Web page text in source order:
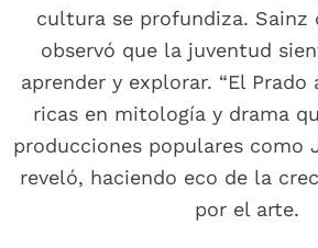
cultura se profundiza. Sainz
observó que la juventud
aprender y explorar. “El
ricas en mitología y drama
producciones populares como
reveló, haciendo eco de la
por el arte.